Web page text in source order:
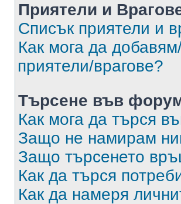
Приятели и
Списък приятели и
Как мога да
приятели/врагове?
Търсене във
Как мога да търся
Защо не намирам
Защо търсенето
Как да търся
Как да намеря